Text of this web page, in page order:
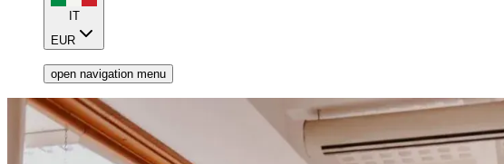
IT
EUR
open navigation menu